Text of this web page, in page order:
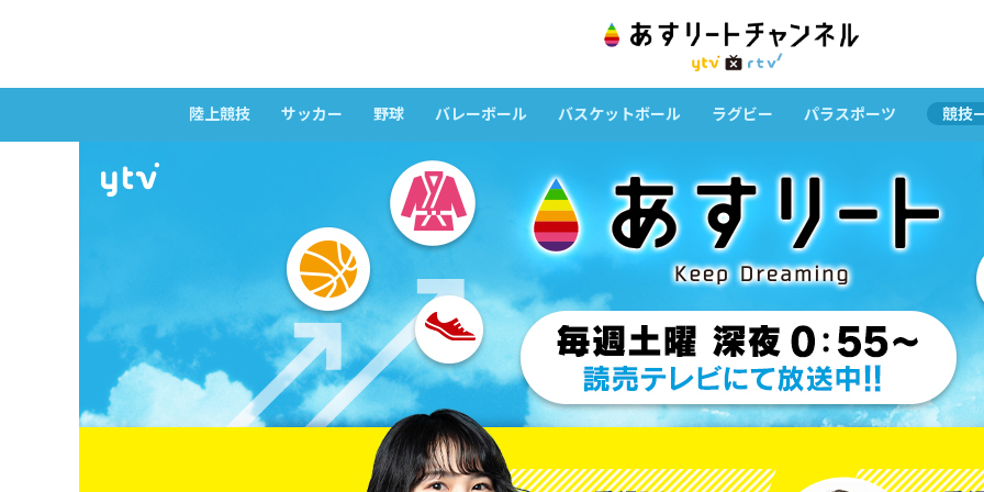
陸上競技 サッカー 野球 バレーボール バスケットボール ラグビー パラスポーツ 競技